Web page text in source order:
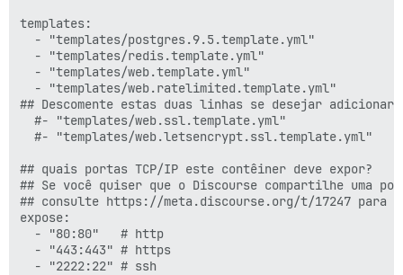
templates:
  - "templates/postgres.9.5.template.yml"
  - "templates/redis.template.yml"
  - "templates/web.template.yml"
  - "templates/web.ratelimited.template.yml"
## Descomente estas duas linhas se desejar
  #- "templates/web.ssl.template.yml"
  #- "templates/web.letsencrypt.ssl.template.yml"
## quais portas TCP/IP este contêiner deve expor?
## Se você quiser que o Discourse compartilhe uma
## consulte https://meta.discourse.org/t/17247 para
expose:
  - "80:80"   # http
  - "443:443" # https
  - "2222:22" # ssh